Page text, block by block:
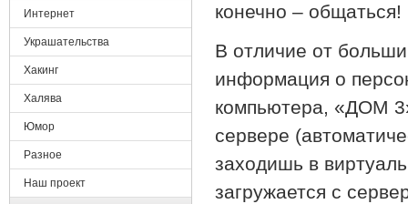
конечно – общаться!
В отличие от
информация о
компьютера, «ДОМ
сервере
заходишь в
загружается с
Интернет
Украшательства
Хакинг
Халява
Юмор
Разное
Наш проект